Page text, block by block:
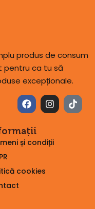
produs de consum
ca tu să
excepționale.
și condiții
cookies